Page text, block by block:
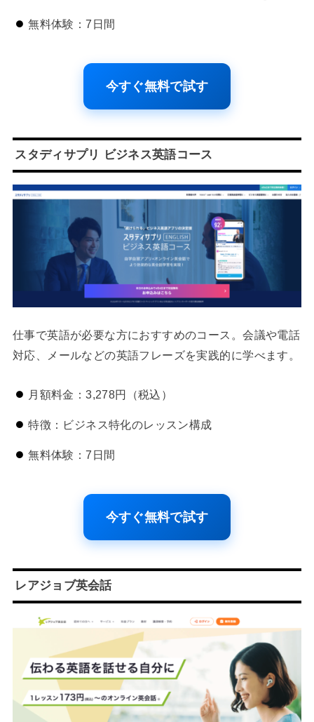
無料体験：7日間
今すぐ無料で試す
スタディサプリ ビジネス英語コース
仕事で英語が必要な方におすすめのコース。会議や電話
対応、メールなどの英語フレーズを実践的に学べます。
月額料金：3,278円（税込）
特徴：ビジネス特化のレッスン構成
無料体験：7日間
今すぐ無料で試す
レアジョブ英会話